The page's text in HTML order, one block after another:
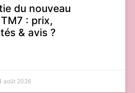
du nouveau
: prix,
& avis ?
août 2026